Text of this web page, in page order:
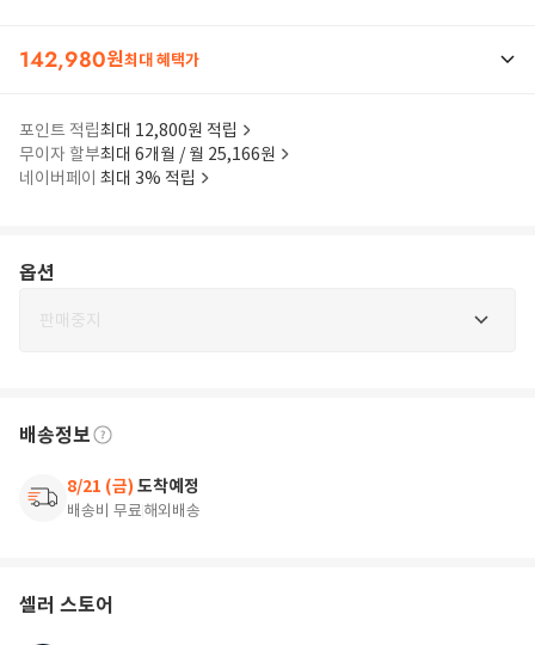
142,980원최대 혜택가
포인트 적립최대 12,800원 적립
무이자 할부최대 6개월 / 월 25,166원
네이버페이 최대 3% 적립
옵션
판매중지
배송정보
8/21 (금) 도착예정
배송비 무료해외배송
셀러 스토어